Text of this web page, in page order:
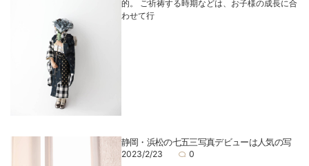
的。 ご祈祷する時期などは、お子様の成長に合
わせて行
静岡・浜松の七五三写真デビューは人気の写
2023/2/23 0